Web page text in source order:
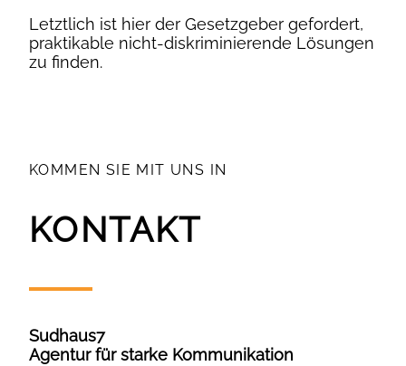
Letztlich ist hier der Gesetzgeber gefordert,
praktikable nicht-diskriminierende Lösungen
zu finden.
KOMMEN SIE MIT UNS IN
KONTAKT
Sudhaus7
Agentur für starke Kommunikation